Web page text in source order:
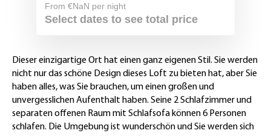
Dieser einzigartige Ort hat einen ganz eigenen Stil. Sie werden
nicht nur das schöne Design dieses Loft zu bieten hat, aber Sie
haben alles, was Sie brauchen, um einen großen und
unvergesslichen Aufenthalt haben. Seine 2 Schlafzimmer und
separaten offenen Raum mit Schlafsofa können 6 Personen
schlafen. Die Umgebung ist wunderschön und Sie werden sich
From €NaN per night
Select dates to see total price